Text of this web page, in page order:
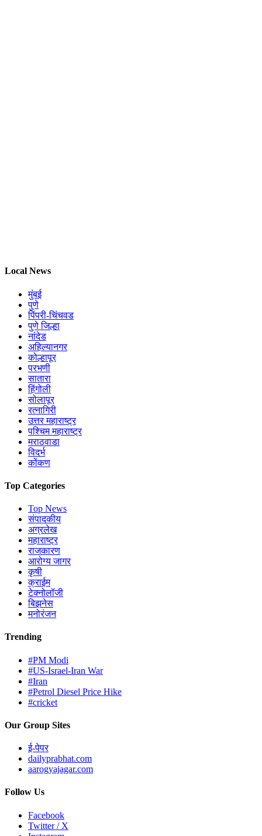
Local News
मुंबई
पुणे
पिंपरी-चिंचवड
पुणे जिल्हा
नांदेड
अहिल्यानगर
कोल्हापूर
परभणी
सातारा
हिंगोली
सोलापूर
रत्नागिरी
उत्तर महाराष्ट्र
पश्चिम महाराष्ट्र
मराठवाडा
विदर्भ
कोंकण
Top Categories
Top News
संपादकीय
अग्रलेख
महाराष्ट्र
राजकारण
आरोग्य जागर
कृषी
क्राईम
टेक्नोलॉजी
बिझनेस
मनोरंजन
Trending
#PM Modi
#US-Israel-Iran War
#Iran
#Petrol Diesel Price Hike
#cricket
Our Group Sites
ई-पेपर
dailyprabhat.com
aarogyajagar.com
Follow Us
Facebook
Twitter / X